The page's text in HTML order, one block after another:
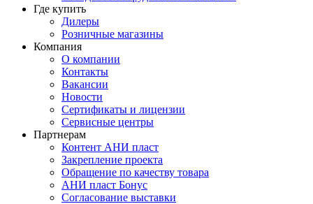
Где купить
Дилеры
Розничные магазины
Компания
О компании
Контакты
Вакансии
Новости
Сертификаты и лицензии
Сервисные центры
Партнерам
Контент АНИ пласт
Закрепление проекта
Обращение по качеству товара
АНИ пласт Бонус
Согласование выставки